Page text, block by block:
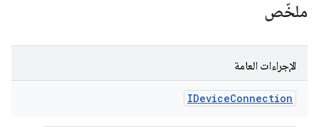
ملخّص
الإجراءات العامة
IDeviceConnection